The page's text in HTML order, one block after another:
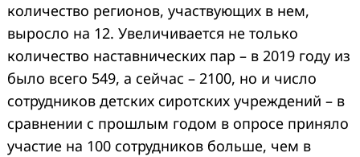
количество регионов, участвующих в нем,
выросло на 12. Увеличивается не только
количество наставнических пар – в 2019 году из
было всего 549, а сейчас – 2100, но и число
сотрудников детских сиротских учреждений – в
сравнении с прошлым годом в опросе приняло
участие на 100 сотрудников больше, чем в